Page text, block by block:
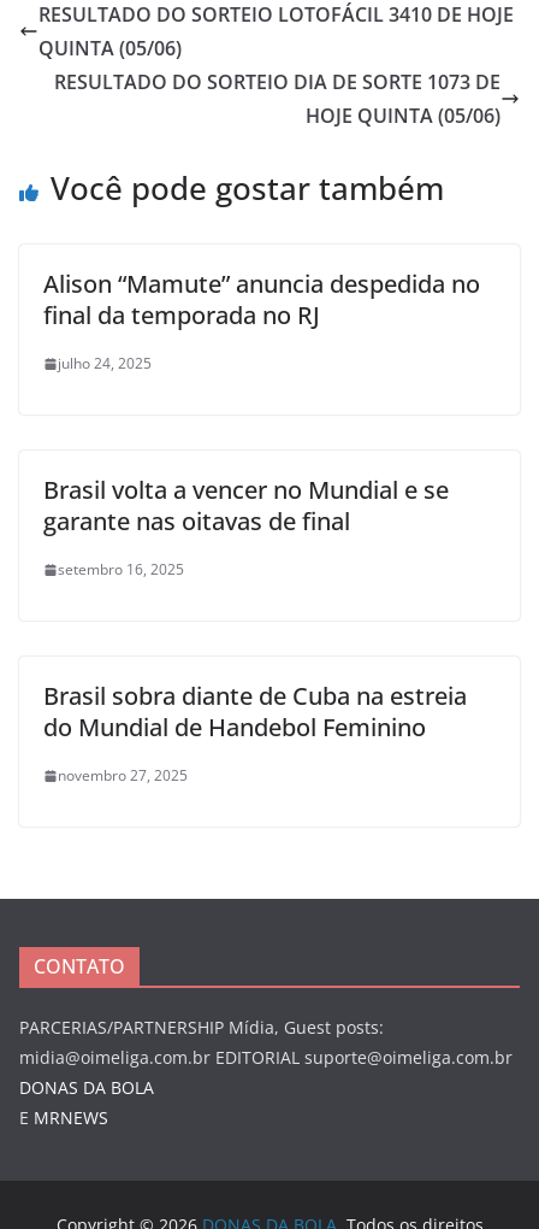
RESULTADO DO SORTEIO LOTOFÁCIL 3410 DE HOJE
QUINTA (05/06)
RESULTADO DO SORTEIO DIA DE SORTE 1073 DE
HOJE QUINTA (05/06)
Você pode gostar também
Alison “Mamute” anuncia despedida no
final da temporada no RJ
julho 24, 2025
Brasil volta a vencer no Mundial e se
garante nas oitavas de final
setembro 16, 2025
Brasil sobra diante de Cuba na estreia
do Mundial de Handebol Feminino
novembro 27, 2025
CONTATO
PARCERIAS/PARTNERSHIP Mídia, Guest posts:
midia@oimeliga.com.br EDITORIAL suporte@oimeliga.com.br
DONAS DA BOLA
E MRNEWS